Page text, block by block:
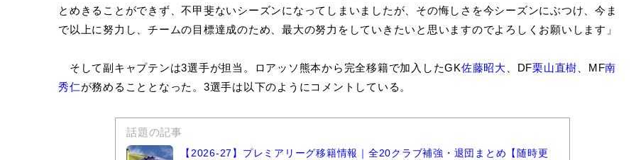
とめきることができず、不甲斐ないシーズンになってしまいましたが、その悔しさを今シーズンにぶつけ、今ま
で以上に努力し、チームの目標達成のため、最大の努力をしていきたいと思いますのでよろしくお願いします」
そして副キャプテンは3選手が担当。ロアッソ熊本から完全移籍で加入したGK佐藤昭大 、DF栗山直樹 、MF南
秀仁が務めることとなった。3選手は以下のようにコメントしている。
話題の記事
【2026-27】プレミアリーグ移籍情報｜全20クラブ補強・退団まとめ【随時更